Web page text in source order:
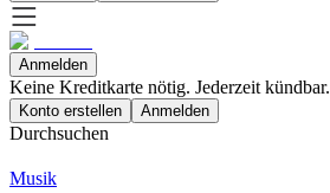
Anmelden
Keine Kreditkarte nötig. Jederzeit kündbar.
Konto erstellen Anmelden
Durchsuchen
Musik